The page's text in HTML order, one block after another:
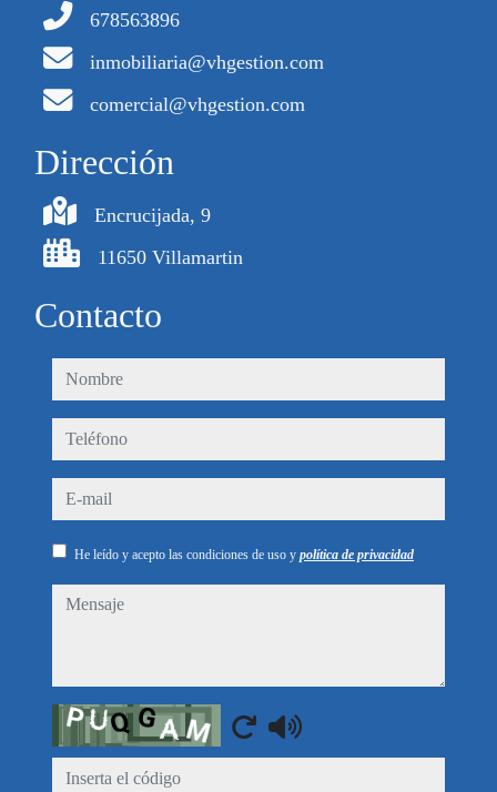
678563896
inmobiliaria@vhgestion.com
comercial@vhgestion.com
Dirección
Encrucijada, 9
11650 Villamartin
Contacto
nombre
teléfono
e-mail
He leído y acepto las condiciones de uso y política de privacidad
mensaje
Captcha